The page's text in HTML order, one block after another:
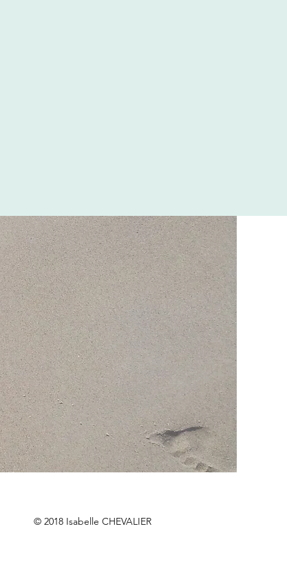
© 2018 Isabelle CHEVALIER